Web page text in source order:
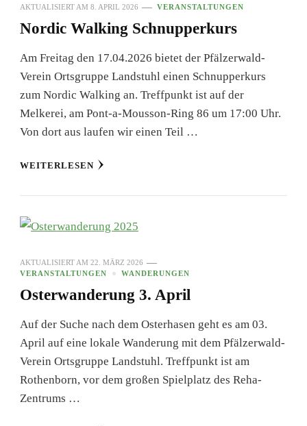
AKTUALISIERT AM 8. APRIL 2026 VERANSTALTUNGEN
Nordic Walking Schnupperkurs
Am Freitag den 17.04.2026 bietet der Pfälzerwald-
Verein Ortsgruppe Landstuhl einen Schnupperkurs
zum Nordic Walking an. Treffpunkt ist auf der
Melkerei, am Pont-a-Mousson-Ring 86 um 17:00 Uhr.
Von dort aus laufen wir einen Teil …
WEITERLESEN
AKTUALISIERT AM 22. MÄRZ 2026
VERANSTALTUNGEN
WANDERUNGEN
Osterwanderung 3. April
Auf der Suche nach dem Osterhasen geht es am 03.
April auf eine lokale Wanderung mit dem Pfälzerwald-
Verein Ortsgruppe Landstuhl. Treffpunkt ist am
Rothenborn, vor dem großen Spielplatz des Reha-
Zentrums …